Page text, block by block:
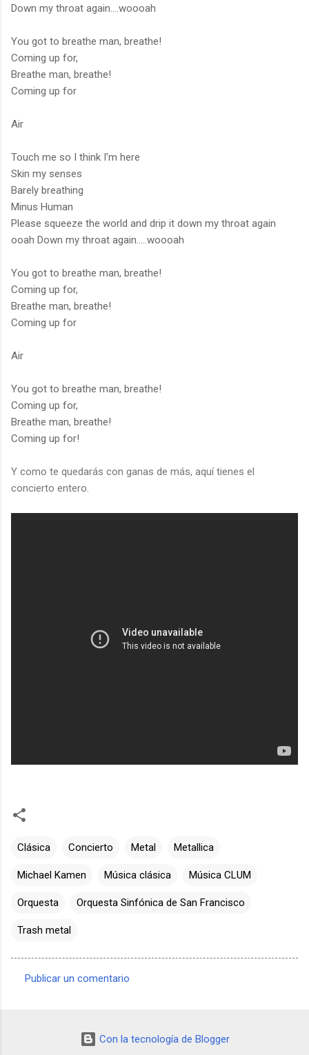
Down my throat again....woooah
You got to breathe man, breathe!
Coming up for,
Breathe man, breathe!
Coming up for
Air
Touch me so I think I'm here
Skin my senses
Barely breathing
Minus Human
Please squeeze the world and drip it down my throat again
ooah Down my throat again.....woooah
You got to breathe man, breathe!
Coming up for,
Breathe man, breathe!
Coming up for
Air
You got to breathe man, breathe!
Coming up for,
Breathe man, breathe!
Coming up for!
Y como te quedarás con ganas de más, aquí tienes el
concierto entero.
Clásica Concierto Metal Metallica
Michael Kamen Música clásica Música CLUM
Orquesta Orquesta Sinfónica de San Francisco
Trash metal
Publicar un comentario
Con la tecnología de Blogger